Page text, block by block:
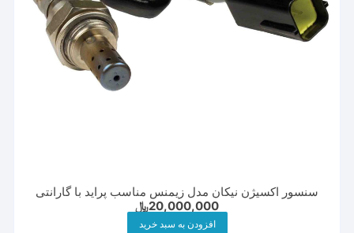
سنسور اکسیژن نیکان مدل زیمنس مناسب پراید با گارانتی
20,000,000﷼
افزودن به سبد خرید